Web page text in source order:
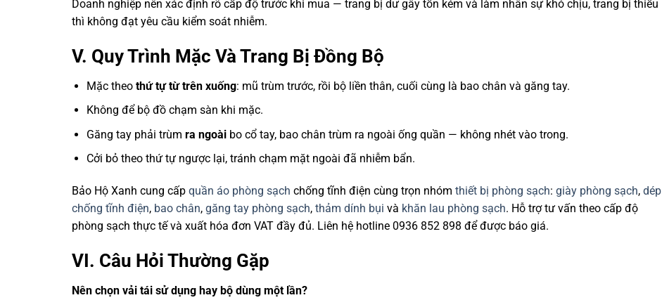
Doanh nghiệp nên xác định rõ cấp độ trước khi mua — trang bị dư gây tốn kém và làm nhân sự khó chịu, trang bị thiếu
thì không đạt yêu cầu kiểm soát nhiễm.
V. Quy Trình Mặc Và Trang Bị Đồng Bộ
Mặc theo thứ tự từ trên xuống: mũ trùm trước, rồi bộ liền thân, cuối cùng là bao chân và găng tay.
Không để bộ đồ chạm sàn khi mặc.
Găng tay phải trùm ra ngoàibo cổ tay, bao chân trùm ra ngoài ống quần — không nhét vào trong.
Cởi bỏ theo thứ tự ngược lại, tránh chạm mặt ngoài đã nhiễm bẩn.
Bảo Hộ Xanh cung cấp quần áo phòng sạch chống tĩnh điện cùng trọn nhóm thiết bị phòng sạch: giày phòng sạch, dép
chống tĩnh điện, bao chân, găng tay phòng sạch, thảm dính bụi và khăn lau phòng sạch. Hỗ trợ tư vấn theo cấp độ
phòng sạch thực tế và xuất hóa đơn VAT đầy đủ. Liên hệ hotline 0936 852 898 để được báo giá.
VI. Câu Hỏi Thường Gặp
Nên chọn vải tái sử dụng hay bộ dùng một lần?